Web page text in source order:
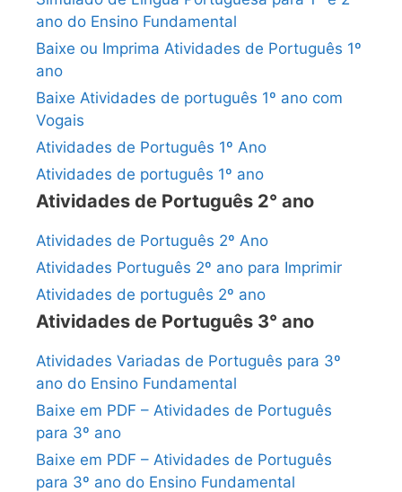
ano do Ensino Fundamental
Baixe ou Imprima Atividades de Português 1º
ano
Baixe Atividades de português 1º ano com
Vogais
Atividades de Português 1º Ano
Atividades de português 1º ano
Atividades de Português 2° ano
Atividades de Português 2º Ano
Atividades Português 2º ano para Imprimir
Atividades de português 2º ano
Atividades de Português 3° ano
Atividades Variadas de Português para 3º
ano do Ensino Fundamental
Baixe em PDF – Atividades de Português
para 3º ano
Baixe em PDF – Atividades de Português
para 3º ano do Ensino Fundamental